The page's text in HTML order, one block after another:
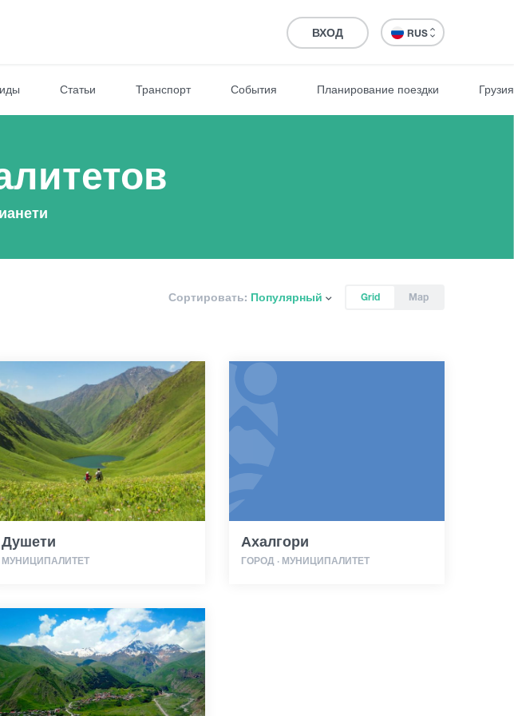
ВХОД RUS
Статьи Транспорт События Планирование поездки Грузия
Grid Map
Сортировать: Популярный
Душети
МУНИЦИПАЛИТЕТ
Ахалгори
ГОРОД · МУНИЦИПАЛИТЕТ